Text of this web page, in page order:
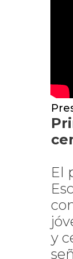
El
y